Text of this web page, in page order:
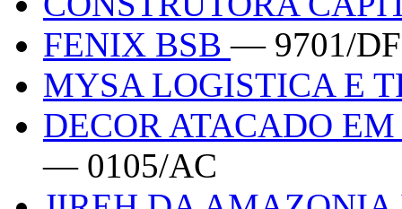
FENIX BSB— 9701/DF
MYSA LOGISTICA E
DECOR ATACADO
— 0105/AC